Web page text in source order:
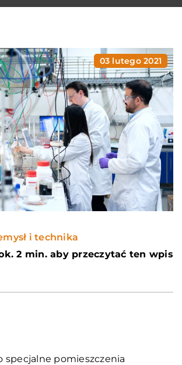
03 lutego 2021
i technika
2 min. aby przeczytać ten wpis
specjalne pomieszczenia